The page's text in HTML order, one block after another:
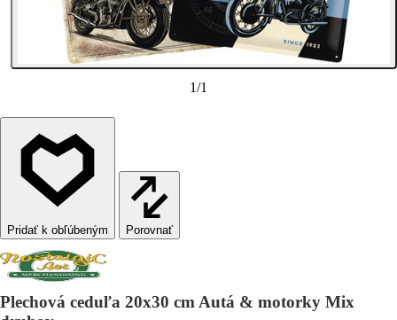
1/1
Porovnať
Plechová ceduľa 20x30 cm Autá & motorky Mix